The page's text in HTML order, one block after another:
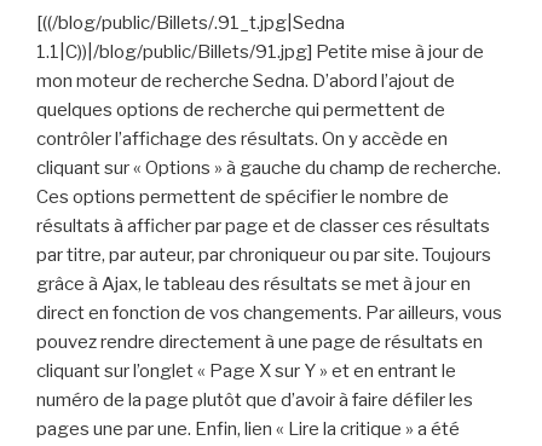
[((/blog/public/Billets/.91_t.jpg|Sedna
1.1|C))|/blog/public/Billets/91.jpg] Petite mise à jour de
mon moteur de recherche Sedna. D’abord l’ajout de
quelques options de recherche qui permettent de
contrôler l’affichage des résultats. On y accède en
cliquant sur « Options » à gauche du champ de recherche.
Ces options permettent de spécifier le nombre de
résultats à afficher par page et de classer ces résultats
par titre, par auteur, par chroniqueur ou par site. Toujours
grâce à Ajax, le tableau des résultats se met à jour en
direct en fonction de vos changements. Par ailleurs, vous
pouvez rendre directement à une page de résultats en
cliquant sur l’onglet « Page X sur Y » et en entrant le
numéro de la page plutôt que d’avoir à faire défiler les
pages une par une. Enfin, lien « Lire la critique » a été